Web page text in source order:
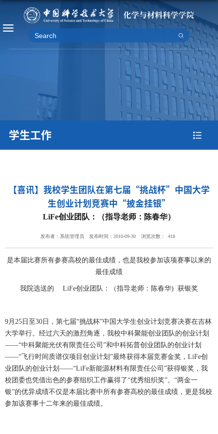
学生工作
【喜讯】我校学生团队在第七届“挑战杯”中国大学
生创业计划竞赛中“披金挂银”
LiFe创业团队：（指导老师：陈春华）
发布者：系统管理员 发布时间：2010-09-30 浏览次数： 418
是本届比赛所有参赛高校的最佳成绩，也是我校参加该项赛事以来的
最佳成绩
我院选送的 LiFe创业团队：（指导老师：陈春华) 获银奖
9月25日至30日，第七届“挑战杯”中国大学生创业计划竞赛决赛在吉林
大学举行。经过六天的激烈角逐，我校中科聚能创业团队的创业计划
——“中科聚能光伏有限责任公司”和中科拓普创业团队的创业计划
——“飞行时间质谱仪项目创业计划”最终获得本届竞赛金奖，LiFe创
业团队的创业计划——“LiFe新能源材料有限责任公司”获得银奖，我
校团委也凭借出色的参赛组织工作赢得了“优秀组织奖”。“两金一
银”的优异成绩不仅是本届比赛中所有参赛高校的最佳成绩，更是我校
参加该赛事十二年来的最佳成绩。